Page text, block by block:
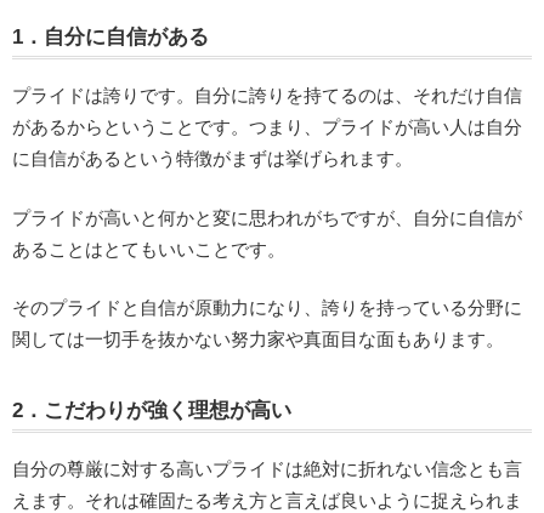
1．自分に自信がある
プライドは誇りです。自分に誇りを持てるのは、それだけ自信
があるからということです。つまり、プライドが高い人は自分
に自信があるという特徴がまずは挙げられます。
プライドが高いと何かと変に思われがちですが、自分に自信が
あることはとてもいいことです。
そのプライドと自信が原動力になり、誇りを持っている分野に
関しては一切手を抜かない努力家や真面目な面もあります。
2．こだわりが強く理想が高い
自分の尊厳に対する高いプライドは絶対に折れない信念とも言
えます。それは確固たる考え方と言えば良いように捉えられま